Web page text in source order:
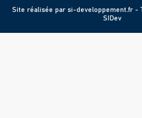
Site réalisée par si-developpement.fr -
SIDev